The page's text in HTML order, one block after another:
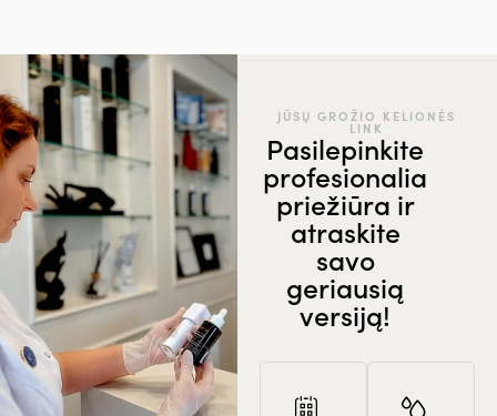
JŪSŲ GROŽIO KELIONĖS
LINK
Pasilepinkite
profesionalia
priežiūra ir
atraskite
savo
geriausią
versiją!